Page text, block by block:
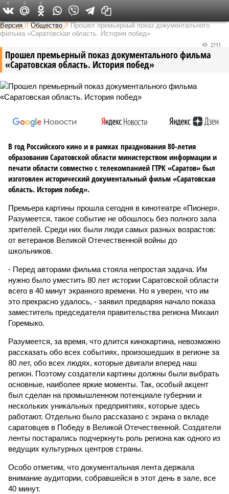
Версия в Саратове
Версия //Общество //Прошел премьерный показ документального
фильма «Саратовская область. История побед»
Прошел премьерный показ документального фильма
«Саратовская область. История побед»
2711
В год Российского кино и в рамках празднования 80-летия
образования Саратовской области министерством информации и
печати области совместно с телекомпанией ГТРК «Саратов» был
изготовлен исторический документальный фильм «Саратовская
область. История побед».
Премьера картины прошла сегодня в кинотеатре «Пионер».
Разумеется, такое событие не обошлось без полного зала
зрителей. Среди них были люди самых разных возрастов:
от ветеранов Великой Отечественной войны до
школьников.
- Перед авторами фильма стояла непростая задача. Им
нужно было уместить 80 лет истории Саратовской области
всего в 40 минут экранного времени. Но я уверен, что им
это прекрасно удалось, - заявил предваряя начало показа
заместитель председателя правительства региона Михаил
Горемыко.
Разумеется, за время, что длится кинокартина, невозможно
рассказать обо всех событиях, произошедших в регионе за
80 лет, обо всех людях, которые двигали вперед наш
регион. Поэтому создатели картины должны были выбрать
основные, наиболее яркие моменты. Так, особый акцент
был сделан на промышленном потенциале губернии и
нескольких уникальных предприятиях, которые здесь
работают. Отдельно было рассказано с экрана о вкладе
саратовцев в Победу в Великой Отечественной. Создатели
ленты постарались подчеркнуть роль региона как одного из
ведущих культурных центров страны.
Особо отметим, что документальная лента держала
внимание аудитории, собравшейся в этот день в зале, все
40 минут.
0 0 0